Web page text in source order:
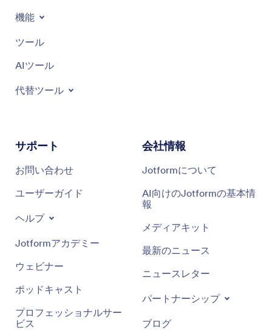
機能
ツール
AIツール
代替ツール
サポート
お問い合わせ
ユーザーガイド
ヘルプ
Jotformアカデミー
ウェビナー
ポッドキャスト
プロフェッショナルサー
ビス
会社情報
Jotformについて
AI向けのJotformの基本情
報
メディアキット
最新のニュース
ニュースレター
パートナーシップ
ブログ